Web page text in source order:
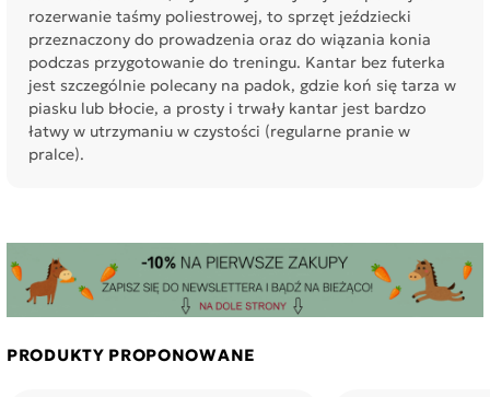
rozerwanie taśmy poliestrowej, to sprzęt jeździecki
przeznaczony do prowadzenia oraz do wiązania konia
podczas przygotowanie do treningu. Kantar bez futerka
jest szczególnie polecany na padok, gdzie koń się tarza w
piasku lub błocie, a prosty i trwały kantar jest bardzo
łatwy w utrzymaniu w czystości (regularne pranie w
pralce).
PRODUKTY PROPONOWANE